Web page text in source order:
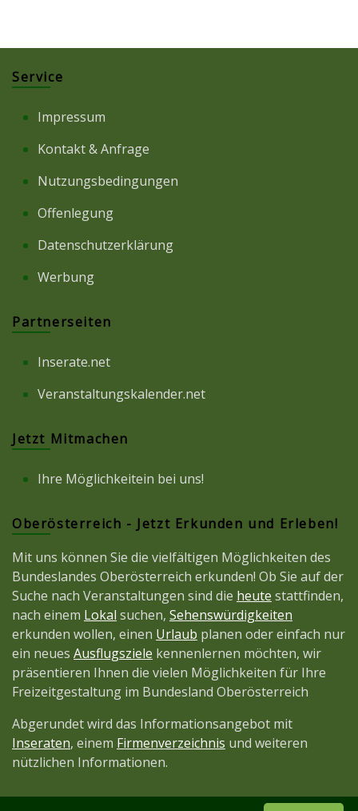
Service
Impressum
Kontakt & Anfrage
Nutzungsbedingungen
Offenlegung
Datenschutzerklärung
Werbung
Partnerseiten
Inserate.net
Veranstaltungskalender.net
Jetzt Mitmachen
Ihre Möglichkeitein bei uns!
Oberösterreich - Jetzt Erkunden und Erleben!
Mit uns können Sie die vielfältigen Möglichkeiten des
Bundeslandes Oberösterreich erkunden! Ob Sie auf der
Suche nach Veranstaltungen sind die heute stattfinden,
nach einem Lokal suchen, Sehenswürdigkeiten
erkunden wollen, einen Urlaub planen oder einfach nur
ein neues Ausflugsziele kennenlernen möchten, wir
präsentieren Ihnen die vielen Möglichkeiten für Ihre
Freizeitgestaltung im Bundesland Oberösterreich
Abgerundet wird das Informationsangebot mit
Inseraten, einem Firmenverzeichnis und weiteren
nützlichen Informationen.